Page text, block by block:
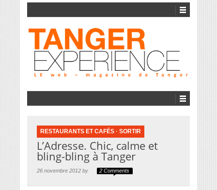
RESTAURANTS ET CAFÉS · SORTIR
L’Adresse. Chic, calme et
bling-bling à Tanger
26 novembre 2012 by 2 Comments